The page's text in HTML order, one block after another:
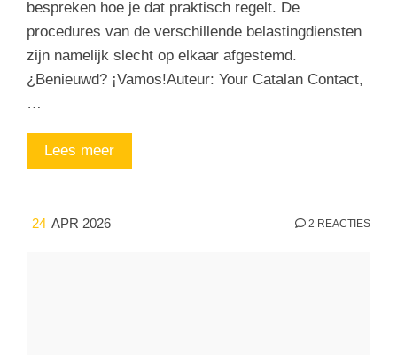
bespreken hoe je dat praktisch regelt. De
procedures van de verschillende belastingdiensten
zijn namelijk slecht op elkaar afgestemd.
¿Benieuwd? ¡Vamos!Auteur: Your Catalan Contact,
…
Lees meer
24 APR 2026 2 REACTIES